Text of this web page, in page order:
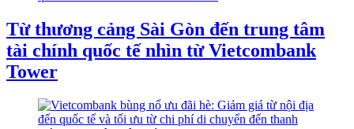
Từ thương cảng Sài Gòn đến trung tâm
tài chính quốc tế nhìn từ Vietcombank
Tower